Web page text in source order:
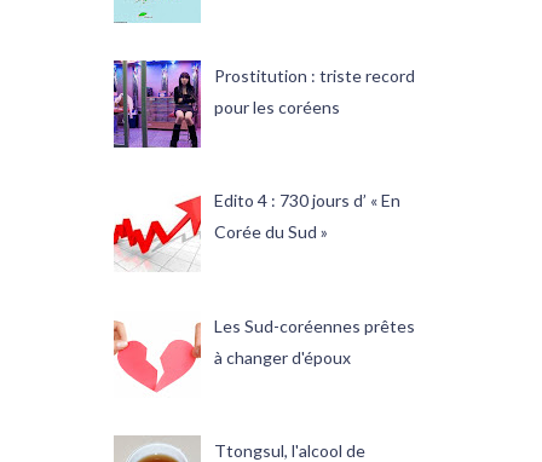
Prostitution : triste record
pour les coréens
Edito 4 : 730 jours d’ « En
Corée du Sud »
Les Sud-coréennes prêtes
à changer d'époux
Ttongsul, l'alcool de